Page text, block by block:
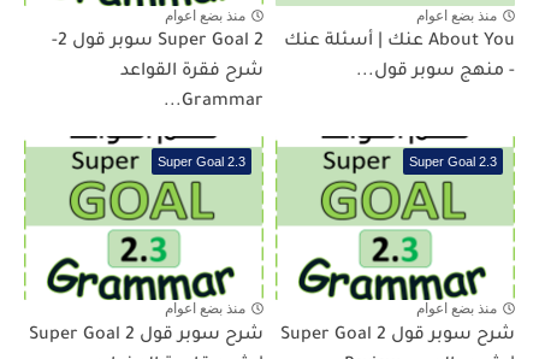
منذ بضع اعوام
About You عنك | أسئلة عنك
- منهج سوبر قول...
منذ بضع اعوام
Super Goal 2 سوبر قول 2-
شرح فقرة القواعد
Grammar...
Super Goal 2.3
منذ بضع اعوام
شرح سوبر قول Super Goal 2
Super Goal 2.3
منذ بضع اعوام
شرح سوبر قول 2 Super Goal